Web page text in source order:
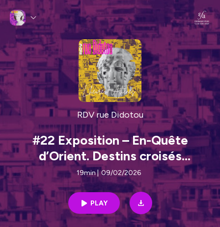
RDV rue Didotou
#22 Exposition – En-Quête
d’Orient. Destins croisés
d’archéologues - 'Eκθεση -
Αναζητώντας την Ανατολή.
Διασταυρούμενες πορείες
αρχαιολόγων
19min| 09/02/2026
PLAY